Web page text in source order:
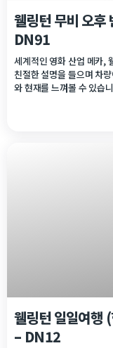
웰링턴 무비 오후
DN91
세계적인 영화 산업 메카,
친절한 설명을 들으며 차
와 현재를 느껴볼 수 있습
웰링턴이 자랑하는 세계
영화촬영에 이용되었던
운 영화 작업 현장을 볼
웰링턴 일일여행
– DN12